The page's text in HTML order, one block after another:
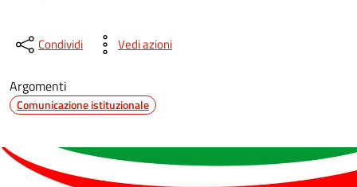
Condividi Vedi azioni
Argomenti
Comunicazione istituzionale